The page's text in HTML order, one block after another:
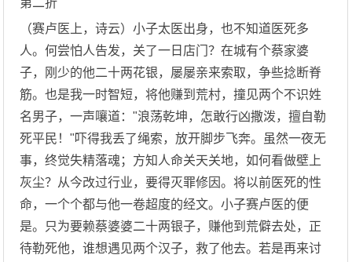
第二折
（赛卢医上，诗云）小子太医出身，也不知道医死多
人。何尝怕人告发，关了一日店门？在城有个蔡家婆
子，刚少的他二十两花银，屡屡亲来索取，争些捻断脊
筋。也是我一时智短，将他赚到荒村，撞见两个不识姓
名男子，一声嚷道："浪荡乾坤，怎敢行凶撒泼，擅自勒
死平民！"吓得我丢了绳索，放开脚步飞奔。虽然一夜无
事，终觉失精落魂；方知人命关天关地，如何看做壁上
灰尘？从今改过行业，要得灭罪修因。将以前医死的性
命，一个个都与他一卷超度的经文。小子赛卢医的便
是。只为要赖蔡婆婆二十两银子，赚他到荒僻去处，正
待勒死他，谁想遇见两个汉子，救了他去。若是再来讨